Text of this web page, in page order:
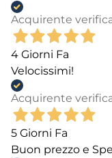
Acquirente
4 Giorni Fa
Velocissimi!
Acquirente
5 Giorni Fa
Buon prezzo e